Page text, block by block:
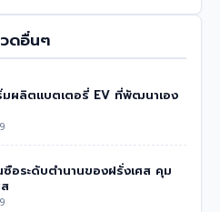
วดอื่นๆ
ริ่มผลิตแบตเตอรี่ EV ที่พัฒนาเอง
อระดับตำนานของฝรั่งเศส คุม